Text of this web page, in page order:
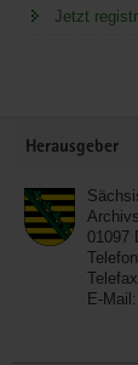
Jetzt
Herausgeber
01097
E-Mail: